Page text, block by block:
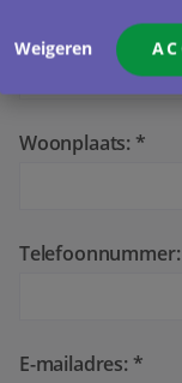
Weigeren
Straatnaam: *
Woonplaats: *
E-mailadres: *